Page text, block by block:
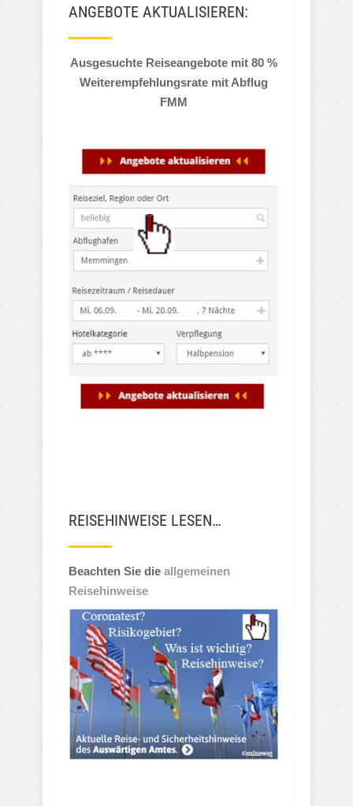
ANGEBOTE AKTUALISIEREN:
Ausgesuchte Reiseangebote mit 80 %
Weiterempfehlungsrate mit Abflug
FMM
REISEHINWEISE LESEN…
Beachten Sie die allgemeinen
Reisehinweise